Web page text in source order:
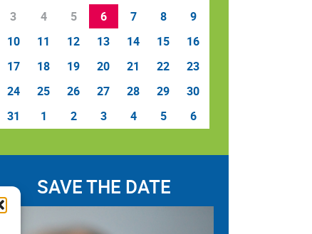
3
4 5 6 7 8
9
10
11 12 13 14 15
16
17
18 19 20 21 22
23
24
25 26 27 28 29
30
31
1 2 3 4 5 6
SAVE THE DATE